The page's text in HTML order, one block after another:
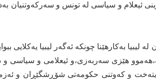
ئیعلام و سیاسی لە تونس و سەرکەوتنیان
بەکارھێنا چونکە ئەگەر لیبیا یەکلایی
ھێزی سەربەزی،و ئیعلامی و سیاسی و
و کەوتنی حکومەتی شۆڕشگێڕان و